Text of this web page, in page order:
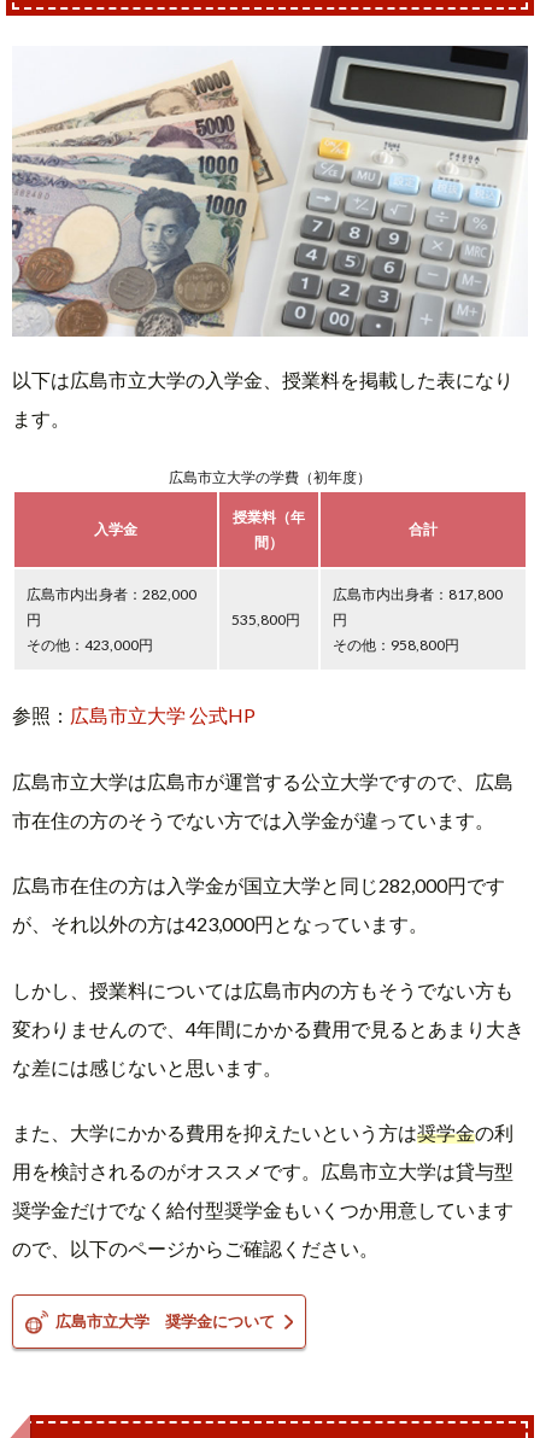
以下は広島市立大学の入学金、授業料を掲載した表になり
ます。
広島市立大学の学費（初年度）
入学金
授業料（年
間）
合計
広島市内出身者：282,000
円
その他：423,000円
535,800円
広島市内出身者：817,800
円
その他：958,800円
参照： 広島市立大学 公式HP
広島市立大学は広島市が運営する公立大学ですので、広島
市在住の方のそうでない方では入学金が違っています。
広島市在住の方は入学金が国立大学と同じ282,000円です
が、それ以外の方は423,000円となっています。
しかし、授業料については広島市内の方もそうでない方も
変わりませんので、4年間にかかる費用で見るとあまり大き
な差には感じないと思います。
また、大学にかかる費用を抑えたいという方は奨学金の利
用を検討されるのがオススメです。広島市立大学は貸与型
奨学金だけでなく給付型奨学金もいくつか用意しています
ので、以下のページからご確認ください。
広島市立大学 奨学金について